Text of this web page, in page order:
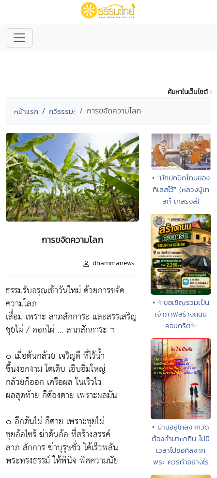
ค้นหาในเว็บไซต์ :
หน้าแรก กวีธรรมะ การขจัดความโลภ
การขจัดความโลภ
dhammanews
ธรรมรับอรุณเช้าวันใหม่ ด้วยการขจัด
ความโลภ
เสื่อม เพราะ ลาภสักการะ และสรรเสริญ
ขุยไผ่ / ดอกไผ่ ... ลาภสักการะ ฯ
๐ เมื่อต้นกล้วย เจริญดี ที่ไร้น้ำ
ขึ้นงอกงาม โตเติบ เอิบอิ่มใหญ่
กล้วยก็ออก เครือผล ในเร็วไว
ผลสุดท้าย ก็ต้องตาย เพราะผลมัน
๐ อีกต้นไผ่ ก็ตาย เพราะขุยไผ่
ขุยอ้อไซร้ ฆ่าต้นอ้อ ที่สร้างสรรค์
ลาภ สักการ ฆ่าบุรุษชั่ว ได้เร็วพลัน
พระทรงธรรม์ ให้พินิจ พิศความนัย
• "มักปกปิดโทษของ
กิเลสไว้" (หลวงปู่เท
สก์ เทสรังสี)
• ✨ขอเชิญร่วมเป็น
เจ้าภาพสร้างถนน
คอนกรีต✨
• บ้านอยู่ไกลจากวัด
ต้องทำมาหากิน ไม่มี
เวลาไปขอศีลจาก
พระ ควรทำอย่างไร